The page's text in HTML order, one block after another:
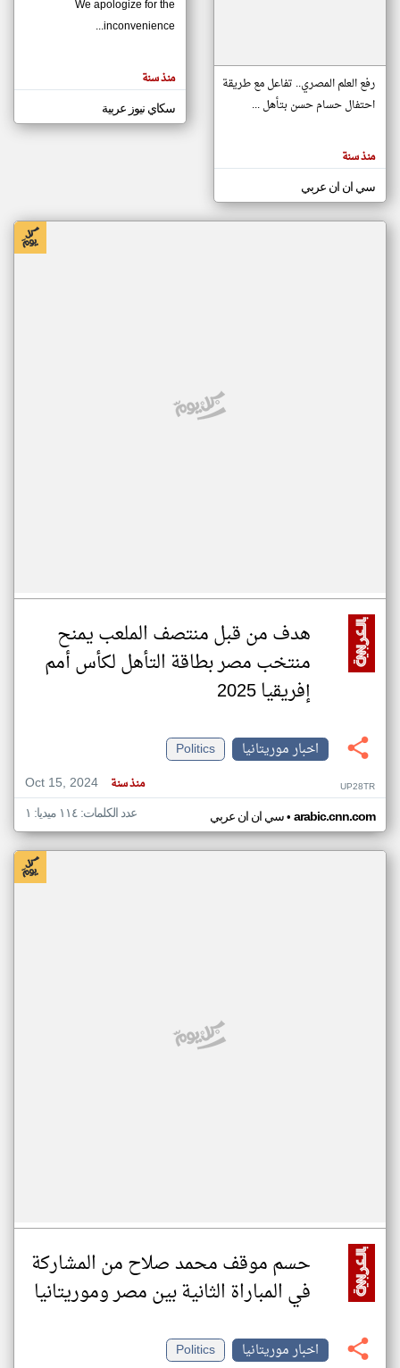
مصادر الأخبار من موريتانيا
اخبار موريتانيا على مدار الساعة
أهم اخبار موريتانيا العاجلة والمباشرة
المقالات
الموجوده
هنا عن
رفع العلم المصري.. تفاعل مع طريقة
احتفال حسام حسن بتأهل ...
منذ سنة
سي ان ان عربي
We apologize for the
inconvenience...
منذ سنة
سكاي نيوز عربية
هدف من قبل منتصف الملعب يمنح
منتخب مصر بطاقة التأهل لكأس أمم
إفريقيا 2025
اخبار موريتانيا
Politics
Oct 15, 2024
منذ سنة UP28TR
سي ان ان عربي• arabic.cnn.com عدد الكلمات: ١١٤ ميديا: ١
حسم موقف محمد صلاح من المشاركة
في المباراة الثانية بين مصر وموريتانيا
اخبار موريتانيا
Politics
klyoum.com